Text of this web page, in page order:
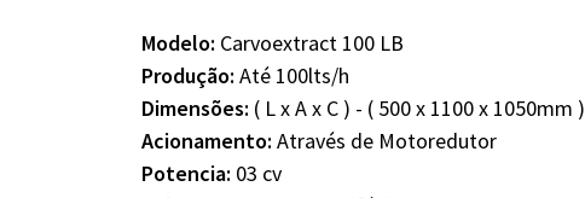
Modelo: Carvoextract 100 LB
Produção: Até 100lts/h
Dimensões: ( L x A x C ) - ( 500 x 1100 x 1050mm )
Acionamento: Através de Motoredutor
Potencia: 03 cv